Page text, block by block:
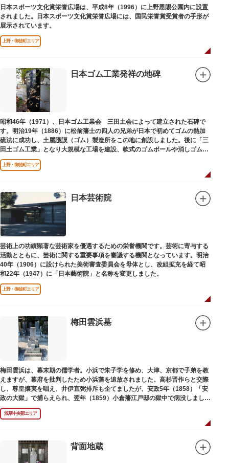
日本スポーツ文化賞栄誉広場は、平成8年（1996）に上野恩賜公園内に設置
されました。日本スポーツ文化賞栄誉広場には、国民栄誉賞受賞者の手形が
展示されています。
上野・御徒町エリア
日本ゴム工業発祥の地碑
昭和46年（1971）、日本ゴム工業会 三田土会によって建立された石碑で
す。明治19年（1886）に松前藩士の四人の兄弟が日本で初めてゴムの熱加
硫法に成功し、土屋護謨（ゴム）製造所をこの地に創設しました。後に「三
田土ゴム工業」となり大規模な工場を建設、軟式のゴムボールや消しゴムな
ど新しいゴム製品を次々に開発しました。
上野・御徒町エリア
日本芸術院
芸術上の功績顕著な芸術家を優遇するための栄誉機関です。芸術に寄与する
活動とともに、芸術に関する重要事項を審議する機関となっています。明治
40年（1906）に設けられた美術審査委員会を母体とし、改組拡充を経て昭
和22年（1947）に「日本藝術院」と名称を変更しました。
上野・御徒町エリア
梅田雲浜墓
梅田雲浜は、幕末期の儒学者。小浜で朱子学を修め、大津、京都で子弟を教
えますが、幕府を批判したため小浜藩を追放されました。高杉晋作らと交際
し、尊皇攘夷を唱え、井伊直弼排斥も企てましたが、安政5年（1858）「安
政の大獄」で捕らえられ、翌年（1859）小倉藩江戸邸の獄中で病没しまし
た。お墓は海禅寺（かいぜんじ）にあります。
浅草中央部エリア
背面地蔵